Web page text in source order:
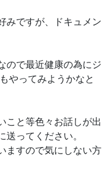
みですが、ドキュメン
ので最近健康の為にジ
やってみようかなと
こと等色々お話しが出
ってください。
ますので気にしない方